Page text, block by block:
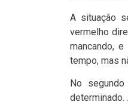
A situação
vermelho
mancando,
tempo, mas
No